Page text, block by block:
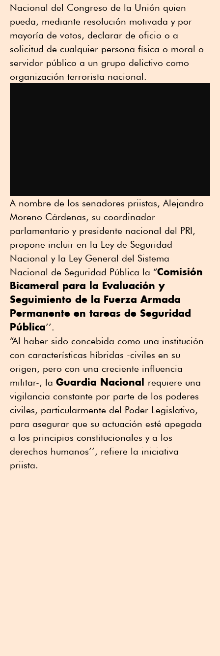
Nacional del Congreso de la Unión quien
pueda, mediante resolución motivada y por
mayoría de votos, declarar de oficio o a
solicitud de cualquier persona física o moral o
servidor público a un grupo delictivo como
organización terrorista nacional.
A nombre de los senadores priistas, Alejandro
Moreno Cárdenas, su coordinador
parlamentario y presidente nacional del PRI,
propone incluir en la Ley de Seguridad
Nacional y la Ley General del Sistema
Nacional de Seguridad Pública la “Comisión
Bicameral para la Evaluación y
Seguimiento de la Fuerza Armada
Permanente en tareas de Seguridad
Pública’’.
“Al haber sido concebida como una institución
con características híbridas -civiles en su
origen, pero con una creciente influencia
militar-, la Guardia Nacional
requiere una
vigilancia constante por parte de los poderes
civiles, particularmente del Poder Legislativo,
para asegurar que su actuación esté apegada
a los principios constitucionales y a los
derechos humanos’’, refiere la iniciativa
priista.